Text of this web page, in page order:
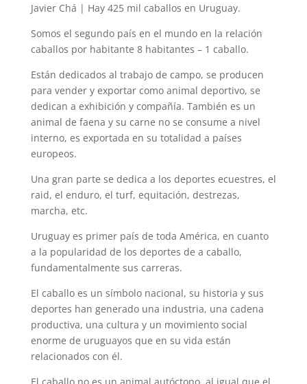
Javier Chá | Hay 425 mil caballos en Uruguay.
Somos el segundo país en el mundo en la relación
caballos por habitante 8 habitantes – 1 caballo.
Están dedicados al trabajo de campo, se producen
para vender y exportar como animal deportivo, se
dedican a exhibición y compañía. También es un
animal de faena y su carne no se consume a nivel
interno, es exportada en su totalidad a países
europeos.
Una gran parte se dedica a los deportes ecuestres, el
raid, el enduro, el turf, equitación, destrezas,
marcha, etc.
Uruguay es primer país de toda América, en cuanto
a la popularidad de los deportes de a caballo,
fundamentalmente sus carreras.
El caballo es un símbolo nacional, su historia y sus
deportes han generado una industria, una cadena
productiva, una cultura y un movimiento social
enorme de uruguayos que en su vida están
relacionados con él.